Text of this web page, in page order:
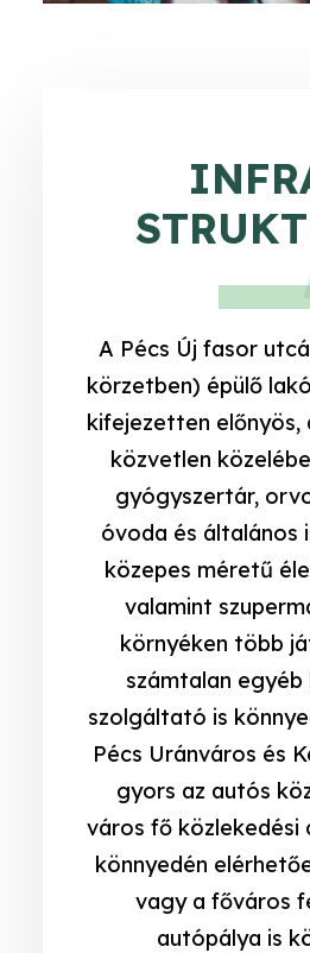
A Pécs Új fasor
körzetben) épülő
kifejezetten előnyös,
közvetlen
gyógyszertár,
óvoda és általános
közepes méretű
valamint
környéken több
számtalan egyéb
szolgáltató is
Pécs Uránváros és
gyors az autós
város fő közlekedési
könnyedén
vagy a főváros
autópálya is